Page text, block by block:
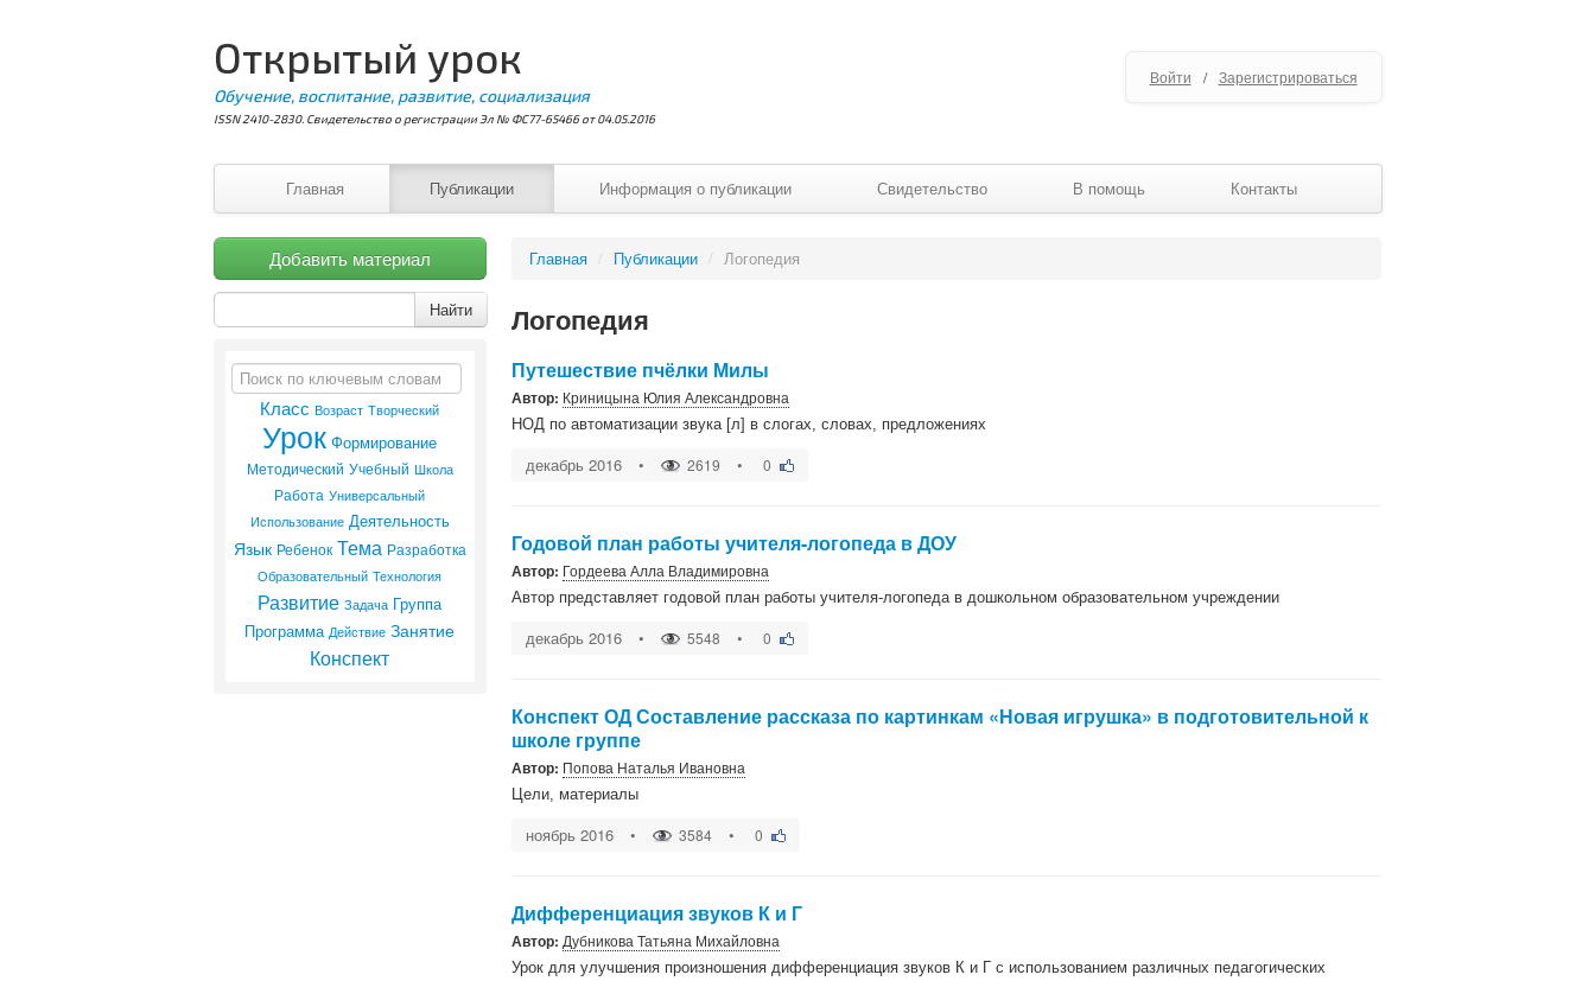
Открытый урок
Обучение, воспитание, развитие, социализация
ISSN 2410-2830. Свидетельство о регистрации Эл № ФС77-65466 от 04.05.2016
Войти / Зарегистрироваться
Главная Публикации Информация о публикации Свидетельство В помощь Контакты
Добавить материал
Найти
Класс Возраст Творческий
Урок Формирование
Методический Учебный Школа
Работа Универсальный
Использование Деятельность
Язык Ребенок Тема Разработка
Образовательный Технология
Развитие Задача Группа
Программа Действие Занятие
Конспект
Главная / Публикации / Логопедия
Логопедия
Путешествие пчёлки Милы
Автор: Криницына Юлия Александровна
НОД по автоматизации звука [л] в слогах, словах, предложениях
декабрь 2016 • 2619 • 0
Годовой план работы учителя-логопеда в ДОУ
Автор: Гордеева Алла Владимировна
Автор представляет годовой план работы учителя-логопеда в дошкольном образовательном учреждении
декабрь 2016 • 5548 • 0
Конспект ОД Составление рассказа по картинкам «Новая игрушка» в подготовительной к
школе группе
Автор: Попова Наталья Ивановна
Цели, материалы
ноябрь 2016 • 3584 • 0
Дифференциация звуков К и Г
Автор: Дубникова Татьяна Михайловна
Урок для улучшения произношения дифференциация звуков К и Г с использованием различных педагогических